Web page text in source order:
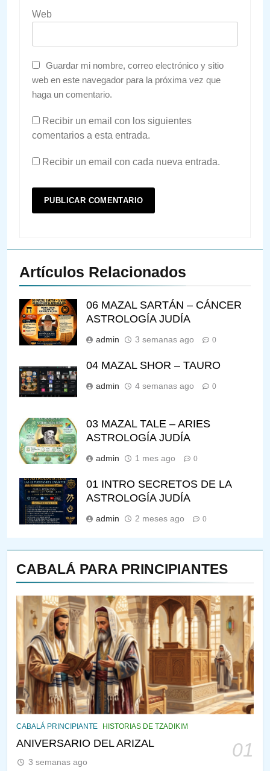
CABALÁ PARA PRINCIPIANTES
CABALÁ PRINCIPIANTE HISTORIAS DE TZADIKIM
ANIVERSARIO DEL ARIZAL 01
3 semanas ago
144
¿QUIÉN ES SABIO? EL QUE
VE LO QUE VA A NACER
PENSAMIENTO JUDÍO PIRKEI AVOT
145
CABALÁ Y JASIDUT: EL
CONSEJO DE LOS PADRES
Web
Guardar mi nombre, correo electrónico y sitio
web en este navegador para la próxima vez que
haga un comentario.
Recibir un email con los siguientes
comentarios a esta entrada.
Recibir un email con cada nueva entrada.
Artículos Relacionados
06 MAZAL SARTÁN – CÁNCER
ASTROLOGÍA JUDÍA
admin 3 semanas ago 0
04 MAZAL SHOR – TAURO
admin 4 semanas ago 0
03 MAZAL TALE – ARIES
ASTROLOGÍA JUDÍA
admin 1 mes ago 0
01 INTRO SECRETOS DE LA
ASTROLOGÍA JUDÍA
admin 2 meses ago 0